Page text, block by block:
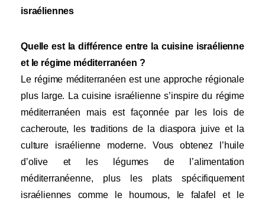
israéliennes
Quelle est la différence entre la cuisine israélienne
et le régime méditerranéen ?
Le régime méditerranéen est une approche régionale
plus large. La cuisine israélienne s’inspire du régime
méditerranéen mais est façonnée par les lois de
cacheroute, les traditions de la diaspora juive et la
culture israélienne moderne. Vous obtenez l’huile
d’olive et les légumes de l’alimentation
méditerranéenne, plus les plats spécifiquement
israéliennes comme le houmous, le falafel et le